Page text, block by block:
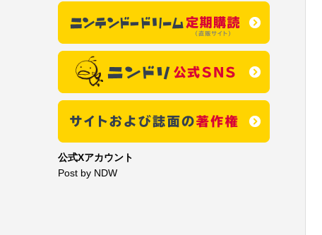
公式Xアカウント
Post by NDW